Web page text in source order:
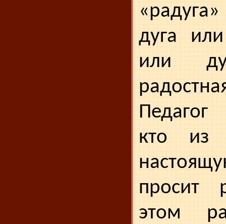
дуга
или
Педагог
кто из
просит
этом